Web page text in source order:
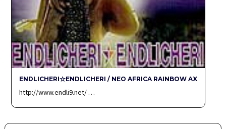
ENDLICHERI☆ENDLICHERI / NEO AFRICA RAINBOW AX
http://www.endli9.net/ …